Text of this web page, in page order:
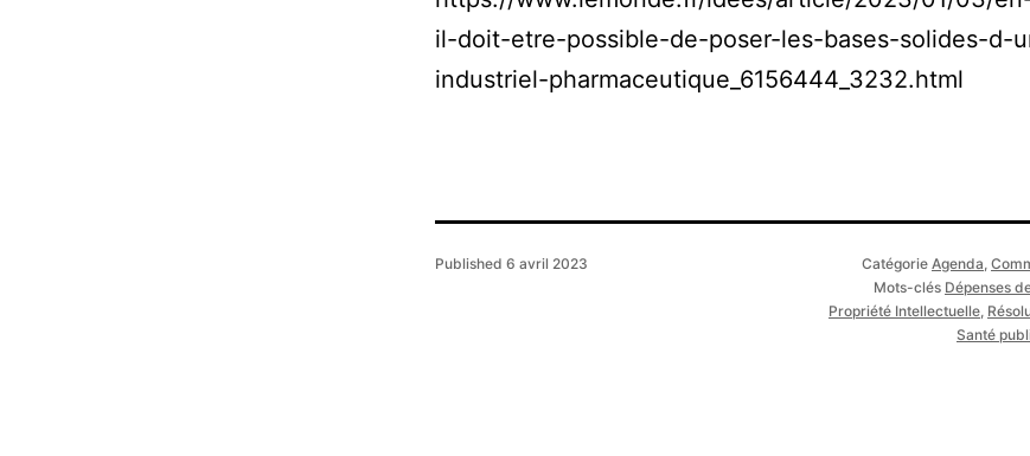
il-doit-etre-possible-de-poser-les-bases-solides-d-
industriel-pharmaceutique_6156444_3232.html
Published 6 avril 2023 Catégorie Agenda
Mots-clés Dépenses
Propriété Intellectuelle
Santé